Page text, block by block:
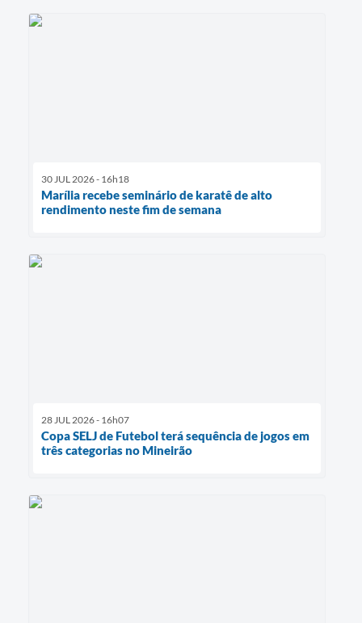
30 JUL 2026 - 16h18
Marília recebe seminário de karatê de alto
rendimento neste fim de semana
28 JUL 2026 - 16h07
Copa SELJ de Futebol terá sequência de jogos em
três categorias no Mineirão